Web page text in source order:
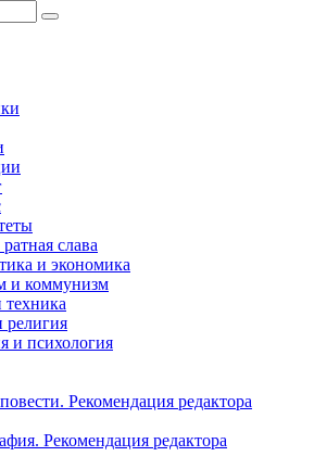
слава
и экономика
и коммунизм
религия
и психология
Рекомендация редактора
Рекомендация редактора